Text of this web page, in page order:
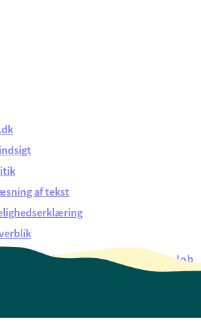
af tekst
Oversigt over selvbetjeningJob